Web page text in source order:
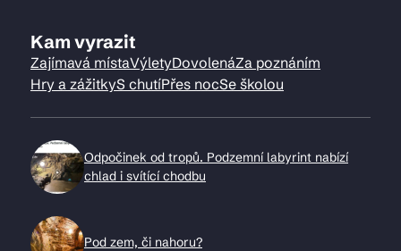
Kam vyrazit
Zajímavá místaVýletyDovolenáZa poznáním
Hry a zážitkyS chutíPřes nocSe školou
Odpočinek od tropů. Podzemní labyrint nabízí
chlad i svítící chodbu
Pod zem, či nahoru?